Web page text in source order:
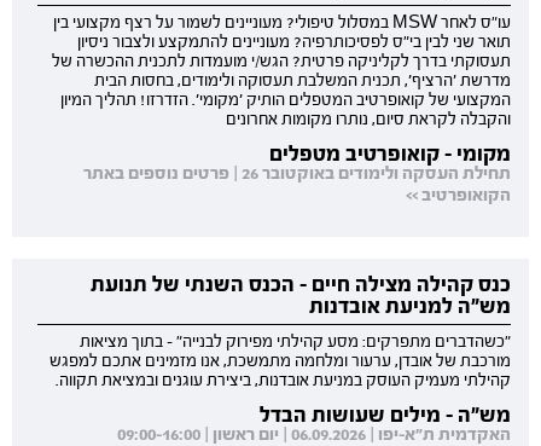
עו"ס לאחר MSW במסלול טיפולי? מעוניינים לשמור על רצף מקצועי בין
תואר שני לבין בי"ס לפסיכותרפיה? מעוניינים להתמקצע ולצבור ניסיון
תעסוקתי בדרך לקליניקה פרטית? הגש/י מועמדות לתכנית ההכשרה של
מדרשת 'הרציף', תכנית המשלבת תעסוקה ולימודים, בחסות הבית
המקצועי של קואופרטיב המטפלים הותיק 'מקומי'. הזדרזו! תהליך המיון
והקבלה לקראת סיום, נותרו מקומות אחרונים
מקומי - קואופרטיב מטפלים
תחילת העסקה ולימודים באוקטובר 26 | פרטים נוספים באתר
הקואופרטיב >>
כנס קהילה מצילה חיים - הכנס השנתי של תנועת
מש"ה למניעת אובדנות
"כשהדברים מתפרקים: מסע קהילתי מפירוק לבנייה" - בתוך מציאות
מורכבת של אובדן, ערעור ומלחמה מתמשכת, אנו מזמינים אתכם למפגש
קהילתי מעמיק העוסק במניעת אובדנות, ביצירת עוגנים ובמציאת תקווה.
מש"ה - מילים שעושות הבדל
האקדמית ת"א-יפו | 06.09.2026 | יום ראשון | 09:00-16:00